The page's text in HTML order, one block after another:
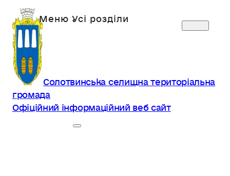
Солотвинська селищна територіальна
громада
Офіційний інформаційний веб сайт